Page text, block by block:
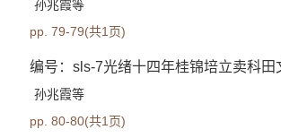
孙兆霞等
pp. 79-79(共1页)
编号：sls-7光绪十四年桂锦培立卖科田
孙兆霞等
pp. 80-80(共1页)